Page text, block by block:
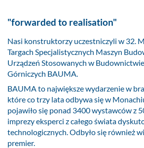
"forwarded to realisation"
Nasi konstruktorzy uczestniczyli w 32.
Targach Specjalistycznych Maszyn
Urządzeń Stosowanych w
Górniczych BAUMA.
BAUMA to największe wydarzenie w
które co trzy lata odbywa się w
pojawiło się ponad 3400 wystawców z
imprezy eksperci z całego świata
technologicznych. Odbyło się również
premier.